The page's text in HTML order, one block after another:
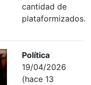
cantidad de
plataformizados.
Política
19/04/2026
(hace 13